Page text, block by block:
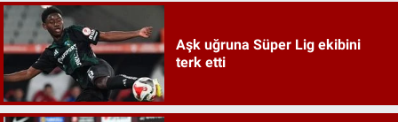
Aşk uğruna Süper Lig ekibini
terk etti